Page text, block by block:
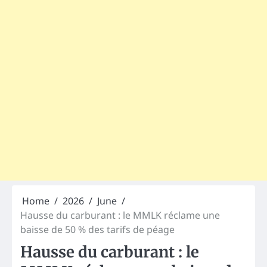
Home 2026
June
Hausse du carburant : le MMLK réclame une
baisse de 50 % des tarifs de péage
Hausse du carburant : le